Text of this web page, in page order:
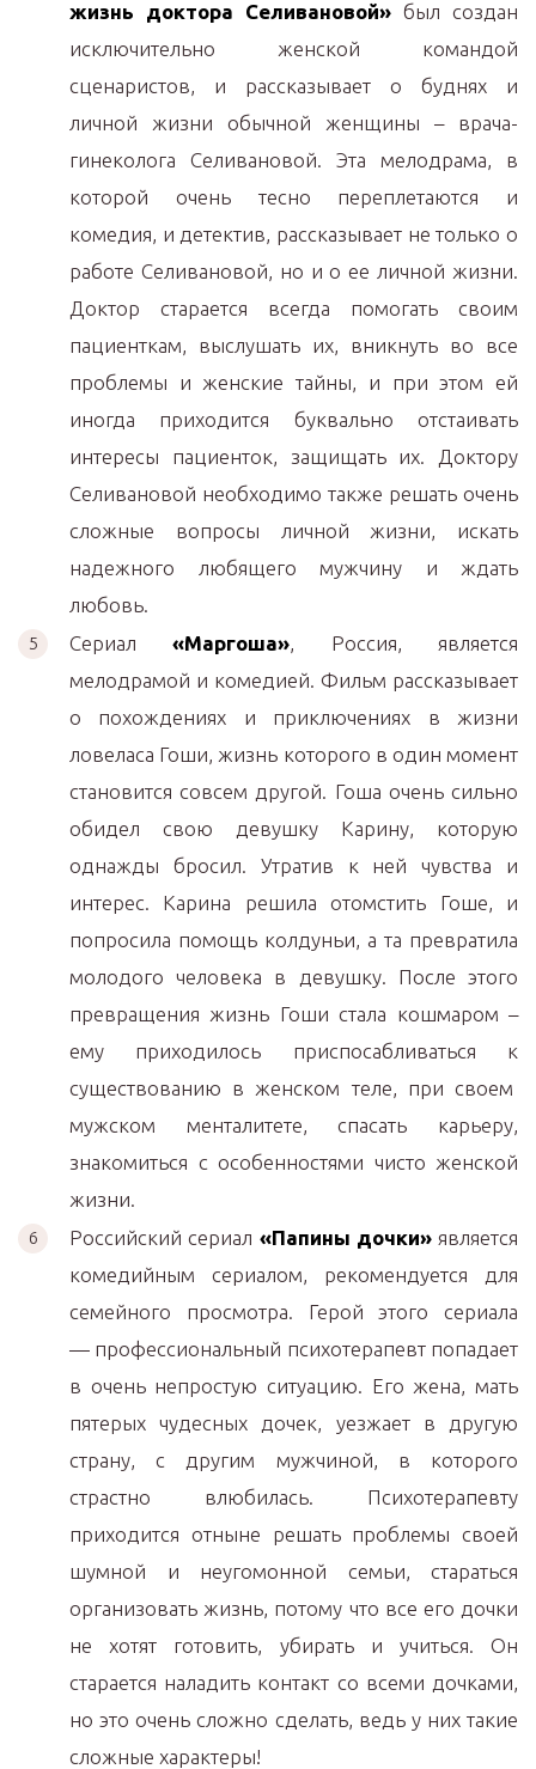
жизнь доктора Селивановой» был создан
исключительно женской командой
сценаристов, и рассказывает о буднях и
личной жизни обычной женщины – врача-
гинеколога Селивановой. Эта мелодрама, в
которой очень тесно переплетаются и
комедия, и детектив, рассказывает не только о
работе Селивановой, но и о ее личной жизни.
Доктор старается всегда помогать своим
пациенткам, выслушать их, вникнуть во все
проблемы и женские тайны, и при этом ей
иногда приходится буквально отстаивать
интересы пациенток, защищать их. Доктору
Селивановой необходимо также решать очень
сложные вопросы личной жизни, искать
надежного любящего мужчину и ждать
любовь.
Сериал«Маргоша», Россия, является
мелодрамой и комедией. Фильм рассказывает
о похождениях и приключениях в жизни
ловеласа Гоши, жизнь которого в один момент
становится совсем другой. Гоша очень сильно
обидел свою девушку Карину, которую
однажды бросил. Утратив к ней чувства и
интерес. Карина решила отомстить Гоше, и
попросила помощь колдуньи, а та превратила
молодого человека в девушку. После этого
превращения жизнь Гоши стала кошмаром –
ему приходилось приспосабливаться к
существованию в женском теле, при своем
мужском менталитете, спасать карьеру,
знакомиться с особенностями чисто женской
жизни.
Российский сериал «Папины дочки»является
комедийным сериалом, рекомендуется для
семейного просмотра. Герой этого сериала
— профессиональный психотерапевт попадает
в очень непростую ситуацию. Его жена, мать
пятерых чудесных дочек, уезжает в другую
страну, с другим мужчиной, в которого
страстно влюбилась. Психотерапевту
приходится отныне решать проблемы своей
шумной и неугомонной семьи, стараться
организовать жизнь, потому что все его дочки
не хотят готовить, убирать и учиться. Он
старается наладить контакт со всеми дочками,
но это очень сложно сделать, ведь у них такие
сложные характеры!